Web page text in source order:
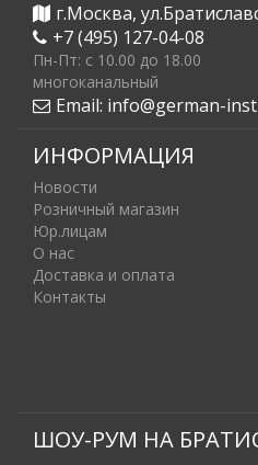
г.Москва,
+7 (495) 127-04-08
Пн-Пт: c 10.00 до 18.00
многоканальный
Email: info@german-
ИНФОРМАЦИЯ
Новости
Розничный магазин
Юр.лицам
О нас
Доставка и оплата
Контакты
ШОУ-РУМ НА